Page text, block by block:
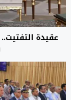
عقيدة